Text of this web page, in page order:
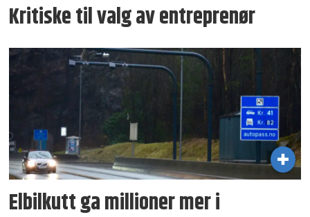
Kritiske til valg av entreprenør
Elbilkutt ga millioner mer i